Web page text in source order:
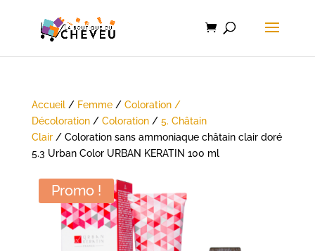
Accueil/ Femme/ Coloration /
Décoloration/ Coloration/ 5. Châtain
Clair/ Coloration sans ammoniaque châtain clair doré
5.3 Urban Color URBAN KERATIN 100 ml
Promo !